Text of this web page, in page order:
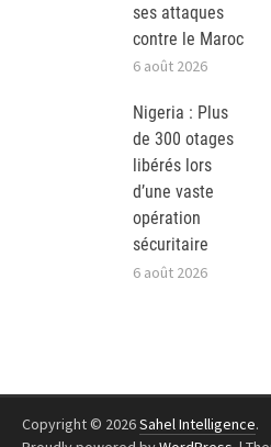
ses attaques
contre le Maroc
6 août 2026
Nigeria : Plus
de 300 otages
libérés lors
d’une vaste
opération
sécuritaire
6 août 2026
Copyright © 2026Sahel Intelligence.